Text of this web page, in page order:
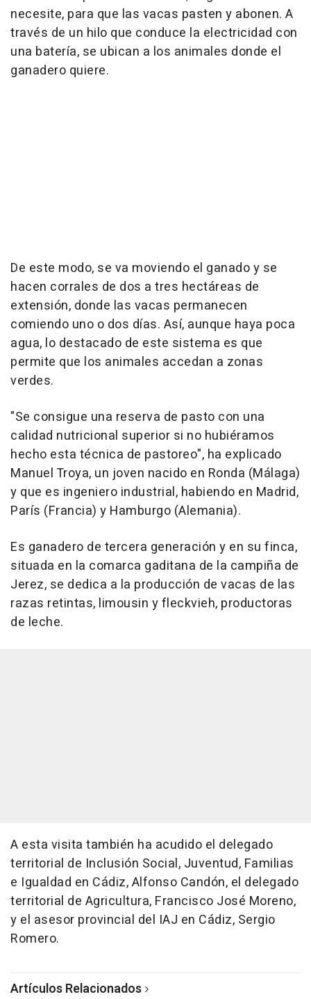
necesite, para que las vacas pasten y abonen. A
través de un hilo que conduce la electricidad con
una batería, se ubican a los animales donde el
ganadero quiere.
De este modo, se va moviendo el ganado y se
hacen corrales de dos a tres hectáreas de
extensión, donde las vacas permanecen
comiendo uno o dos días. Así, aunque haya poca
agua, lo destacado de este sistema es que
permite que los animales accedan a zonas
verdes.
"Se consigue una reserva de pasto con una
calidad nutricional superior si no hubiéramos
hecho esta técnica de pastoreo", ha explicado
Manuel Troya, un joven nacido en Ronda (Málaga)
y que es ingeniero industrial, habiendo en Madrid,
París (Francia) y Hamburgo (Alemania).
Es ganadero de tercera generación y en su finca,
situada en la comarca gaditana de la campiña de
Jerez, se dedica a la producción de vacas de las
razas retintas, limousin y fleckvieh, productoras
de leche.
A esta visita también ha acudido el delegado
territorial de Inclusión Social, Juventud, Familias
e Igualdad en Cádiz, Alfonso Candón, el delegado
territorial de Agricultura, Francisco José Moreno,
y el asesor provincial del IAJ en Cádiz, Sergio
Romero.
Artículos Relacionados